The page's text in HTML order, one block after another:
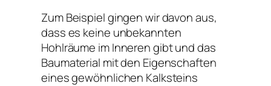
Zum Beispiel gingen wir davon aus,
dass es keine unbekannten
Hohlräume im Inneren gibt und das
Baumaterial mit den Eigenschaften
eines gewöhnlichen Kalksteins